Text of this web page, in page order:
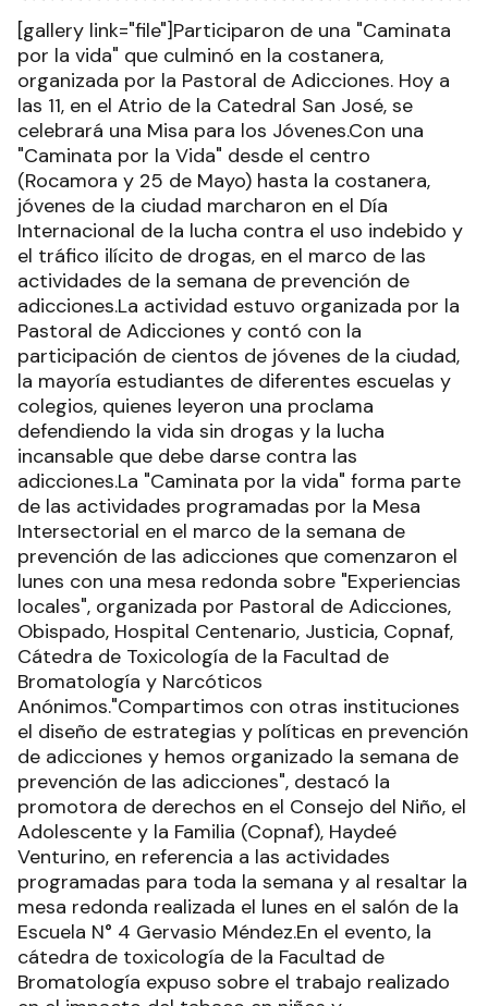
[gallery link="file"]Participaron de una "Caminata
por la vida" que culminó en la costanera,
organizada por la Pastoral de Adicciones. Hoy a
las 11, en el Atrio de la Catedral San José, se
celebrará una Misa para los Jóvenes.Con una
"Caminata por la Vida" desde el centro
(Rocamora y 25 de Mayo) hasta la costanera,
jóvenes de la ciudad marcharon en el Día
Internacional de la lucha contra el uso indebido y
el tráfico ilícito de drogas, en el marco de las
actividades de la semana de prevención de
adicciones.La actividad estuvo organizada por la
Pastoral de Adicciones y contó con la
participación de cientos de jóvenes de la ciudad,
la mayoría estudiantes de diferentes escuelas y
colegios, quienes leyeron una proclama
defendiendo la vida sin drogas y la lucha
incansable que debe darse contra las
adicciones.La "Caminata por la vida" forma parte
de las actividades programadas por la Mesa
Intersectorial en el marco de la semana de
prevención de las adicciones que comenzaron el
lunes con una mesa redonda sobre "Experiencias
locales", organizada por Pastoral de Adicciones,
Obispado, Hospital Centenario, Justicia, Copnaf,
Cátedra de Toxicología de la Facultad de
Bromatología y Narcóticos
Anónimos."Compartimos con otras instituciones
el diseño de estrategias y políticas en prevención
de adicciones y hemos organizado la semana de
prevención de las adicciones", destacó la
promotora de derechos en el Consejo del Niño, el
Adolescente y la Familia (Copnaf), Haydeé
Venturino, en referencia a las actividades
programadas para toda la semana y al resaltar la
mesa redonda realizada el lunes en el salón de la
Escuela N° 4 Gervasio Méndez.En el evento, la
cátedra de toxicología de la Facultad de
Bromatología expuso sobre el trabajo realizado